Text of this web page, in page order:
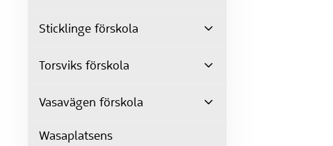
Sticklinge förskola
Torsviks förskola
Vasavägen förskola
Wasaplatsens